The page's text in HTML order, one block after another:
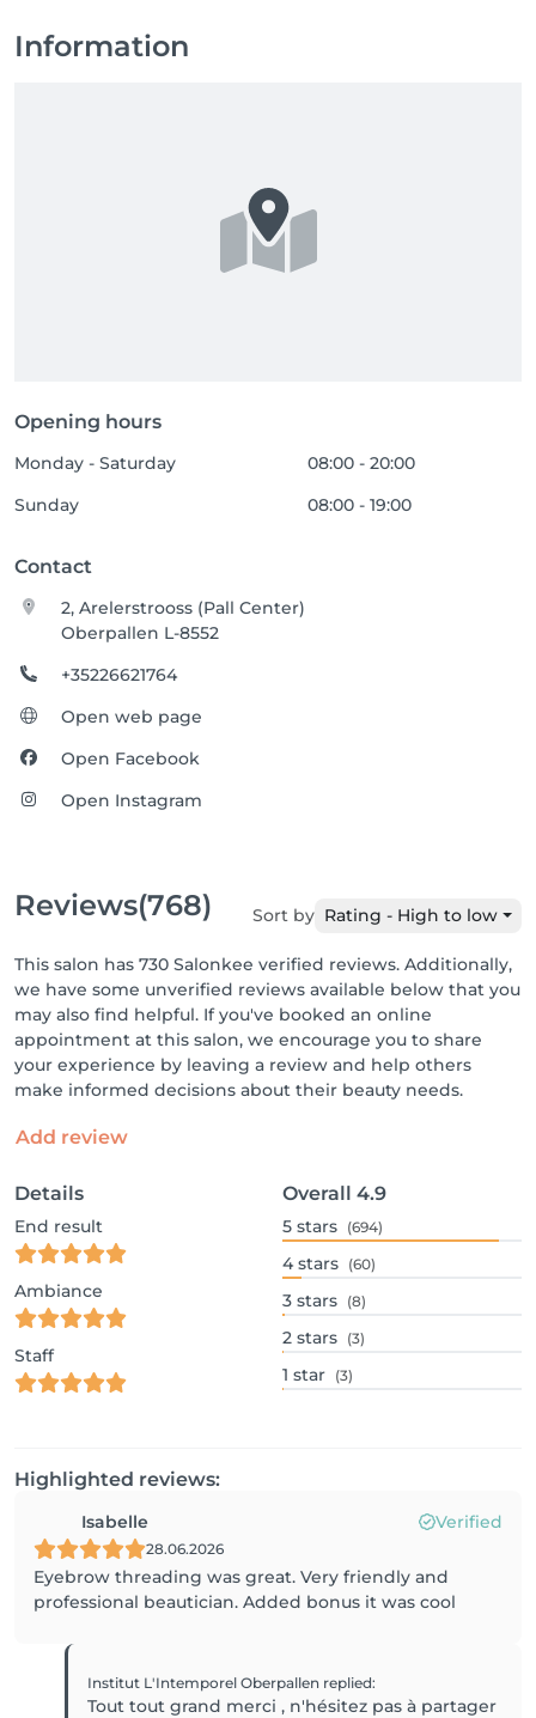
Information
Opening hours
Monday - Saturday
08:00 - 20:00
Sunday
08:00 - 19:00
Contact
2, Arelerstrooss (Pall Center)
Oberpallen L-8552
+35226621764
Open web page
Open Facebook
Open Instagram
Reviews(768) Sort by Rating - High to low
This salon has 730 Salonkee verified reviews. Additionally,
we have some unverified reviews available below that you
may also find helpful. If you've booked an online
appointment at this salon, we encourage you to share
your experience by leaving a review and help others
make informed decisions about their beauty needs.
Add review
Details
End result
Ambiance
Staff
Overall 4.9
5 stars (694)
4 stars (60)
3 stars (8)
2 stars (3)
1 star (3)
Highlighted reviews:
Isabelle Verified
28.06.2026
Eyebrow threading was great. Very friendly and
professional beautician. Added bonus it was cool
Institut L'Intemporel Oberpallen replied:
Tout tout grand merci , n'hésitez pas à partager